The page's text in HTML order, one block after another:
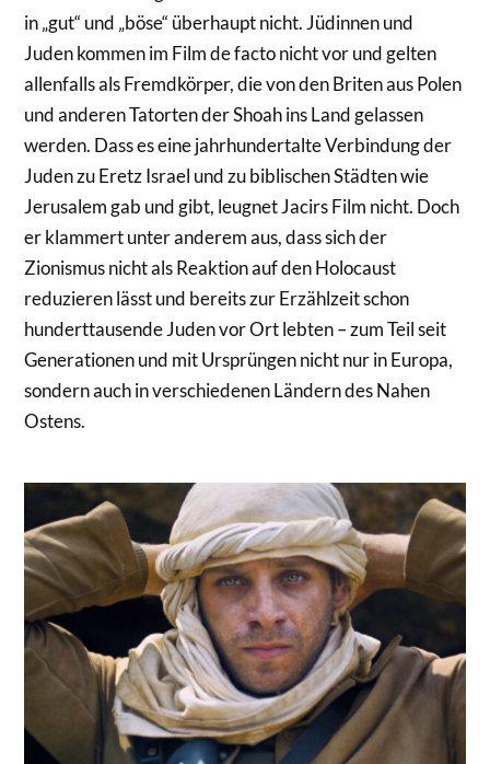
in „gut“ und „böse“ überhaupt nicht. Jüdinnen und
Juden kommen im Film de facto nicht vor und gelten
allenfalls als Fremdkörper, die von den Briten aus Polen
und anderen Tatorten der Shoah ins Land gelassen
werden. Dass es eine jahrhundertalte Verbindung der
Juden zu Eretz Israel und zu biblischen Städten wie
Jerusalem gab und gibt, leugnet Jacirs Film nicht. Doch
er klammert unter anderem aus, dass sich der
Zionismus nicht als Reaktion auf den Holocaust
reduzieren lässt und bereits zur Erzählzeit schon
hunderttausende Juden vor Ort lebten – zum Teil seit
Generationen und mit Ursprüngen nicht nur in Europa,
sondern auch in verschiedenen Ländern des Nahen
Ostens.